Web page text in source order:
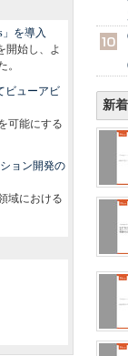
を導入
開始し、よ
。
ビューアビ
可能にする
ョン開発の
域における
新